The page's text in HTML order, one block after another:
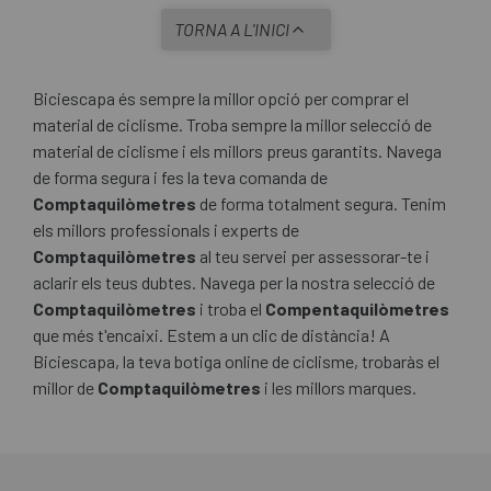
TORNA A L'INICI
Biciescapa és sempre la millor opció per comprar el
material de ciclisme. Troba sempre la millor selecció de
material de ciclisme i els millors preus garantits. Navega
de forma segura i fes la teva comanda de
Comptaquilòmetres de forma totalment segura. Tenim
els millors professionals i experts de
Comptaquilòmetres al teu servei per assessorar-te i
aclarir els teus dubtes. Navega per la nostra selecció de
Comptaquilòmetres i troba el Compentaquilòmetres
que més t'encaixi. Estem a un clic de distància! A
Biciescapa, la teva botiga online de ciclisme, trobaràs el
millor de Comptaquilòmetres i les millors marques.